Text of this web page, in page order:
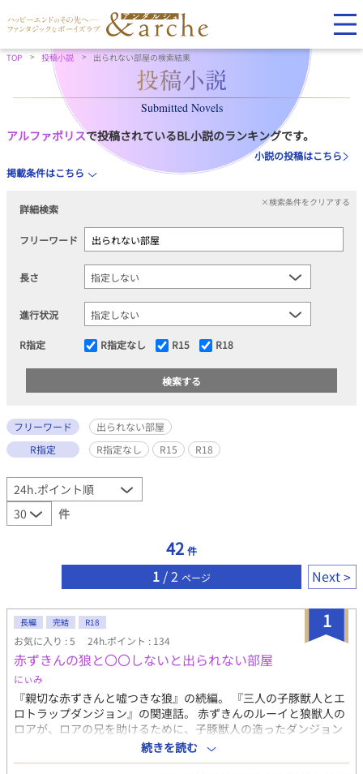
TOP 投稿小説 出られない部屋の検索結果
Submitted Novels
アルファポリスで投稿されているBL小説のランキングです。
小説の投稿はこちら
掲載条件はこちら
詳細検索
×検索条件をクリアする
フリーワード
長さ
進行状況
R指定 R指定なし R15 R18
フリーワード
出られない部屋
R指定
R指定なし R15 R18
件
42 件
1 / 2 ページ Next
1
長編 完結 R18
お気に入り : 5 24h.ポイント : 134
赤ずきんの狼と〇〇しないと出られない部屋
にぃみ
『親切な赤ずきんと嘘つきな狼』の続編。 『三人の子豚獣人とエ
ロトラップダンジョン』の関連話。 赤ずきんのルーイと狼獣人の
ロアが、ロアの兄を助けるために、子豚獣人の造ったダンジョン
に挑むも、罠にかかりセックスしないと出られない部屋に閉じ込
められ……。 【全3話完結】 8/1から00：00毎日更新
続きを読む